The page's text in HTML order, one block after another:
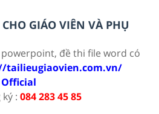
GIÁO VIÊN VÀ PHỤ
đề thi file word có
tailieugiaovien.com.vn/
Official
: 084 283 45 85